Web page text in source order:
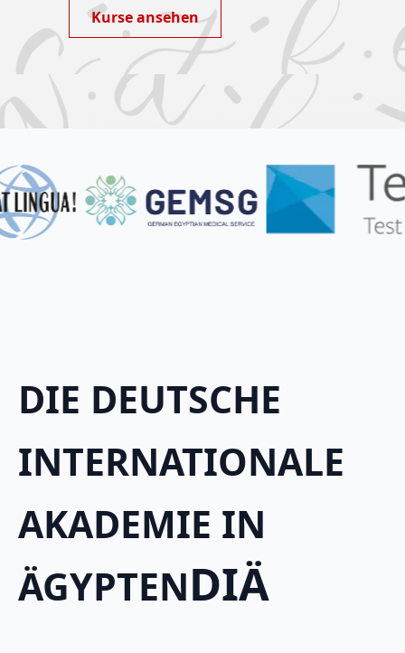
Kurse ansehen
DIE DEUTSCHE
INTERNATIONALE
AKADEMIE IN
ÄGYPTENDIÄ